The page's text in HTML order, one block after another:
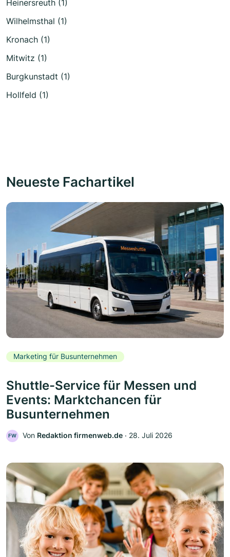
Heinersreuth (1)
Wilhelmsthal (1)
Kronach (1)
Mitwitz (1)
Burgkunstadt (1)
Hollfeld (1)
Neueste Fachartikel
Marketing für Busunternehmen
Shuttle-Service für Messen und
Events: Marktchancen für
Busunternehmen
FW Von Redaktion firmenweb.de ‧ 28. Juli 2026